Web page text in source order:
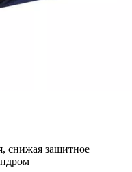
снижая защитное